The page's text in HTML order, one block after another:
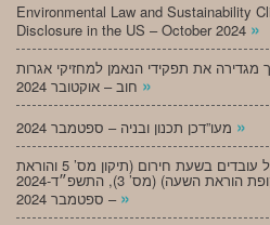
Environmental Law and Sustainability
Disclosure in the US – October 2024 »
מגדירה את תפקידי הנאמן למחזיקי אגרות
»
»
מעו”דכן יחסי עבודה – צו הגנה על עובדים בשעת חירום (תיקון מס’ 5 והוראת
שעה – חרבות ברזל) (הארכת תקופת הוראת השעה) (מס’ 3), התשפ״ד-2024
– ספטמבר 2024 »